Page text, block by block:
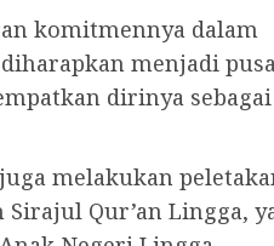
komitmennya dalam
menjadi
dirinya
melakukan
Qur’an Lingga,